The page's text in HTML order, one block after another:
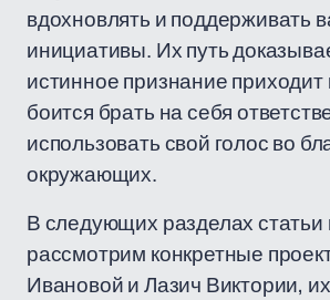
вдохновлять и поддерживать
инициативы. Их путь
истинное признание приходит
боится брать на себя
использовать свой голос во
окружающих.
В следующих разделах
рассмотрим конкретные
Ивановой и Лазич Виктории,